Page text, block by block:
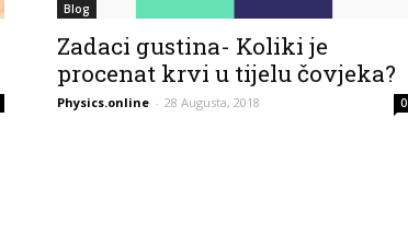
Blog
Zadaci gustina- Koliki je
procenat krvi u tijelu čovjeka?
Physics.online - 28 Augusta, 2018 0